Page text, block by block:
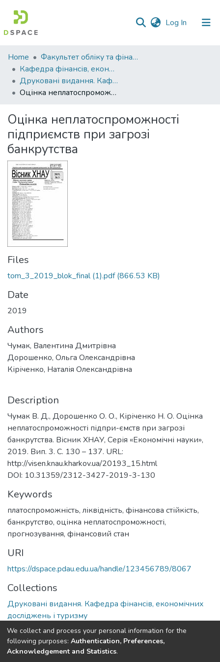
Log In (current)
Communities
&
Collections
All of DSpace
Statistics
Home
Факультет обліку та фінансів
Кафедра фінансів, економічних досліджень і туризму
Друковані видання. Кафедра фінансів, економічних досліджень і туризму
Оцінка неплатоспроможності підприємств при загрозі банкрутства
Оцінка неплатоспроможності
підприємств при загрозі
банкрутства
Files
tom_3_2019_blok_final (1).pdf(866.53 KB)
Date
2019
Authors
Чумак, Валентина Дмитрівна
Дорошенко, Ольга Олександрівна
Кіріченко, Наталія Олександрівна
Description
Чумак В. Д., Дорошенко О. О., Кіріченко Н. О. Оцінка
неплатоспроможності підпри-ємств при загрозі
банкрутства. Вісник ХНАУ, Серія «Економічні науки»,
2019. Вип. 3. С. 130 – 137. URL:
http://visen.knau.kharkov.ua/20193_15.html
DOI: 10.31359/2312-3427-2019-3-130
Keywords
платоспроможність, ліквідність, фінансова стійкість,
банкрутство, оцінка неплатоспроможності,
прогнозування, фінансовий стан
URI
https://dspace.pdau.edu.ua/handle/123456789/8067
Collections
Друковані видання. Кафедра фінансів, економічних
досліджень і туризму
Full item page
We collect and process your personal information for the
following purposes: Authentication, Preferences,
Acknowledgement and Statistics.